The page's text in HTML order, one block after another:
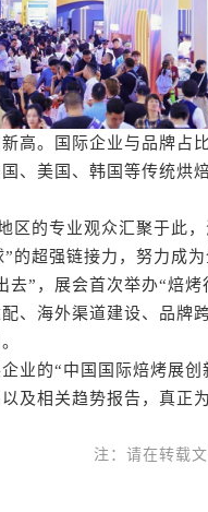
。国际企业与品牌占比
、美国、韩国等传统烘
的专业观众汇聚于此，
的超强链接力，努力成
”，展会首次举办“焙烤
、海外渠道建设、品牌
的“中国国际焙烤展创
及相关趋势报告，真正
注：请在转载